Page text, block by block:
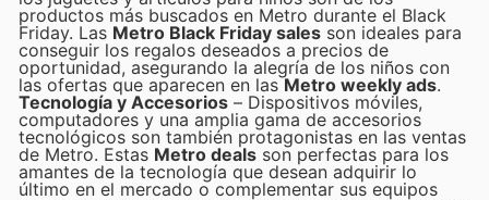
productos más buscados en Metro durante el Black
Friday. Las Metro Black Friday sales son ideales para
conseguir los regalos deseados a precios de
oportunidad, asegurando la alegría de los niños con
las ofertas que aparecen en lasMetro weekly ads.
Tecnología y Accesorios – Dispositivos móviles,
computadores y una amplia gama de accesorios
tecnológicos son también protagonistas en las ventas
de Metro. Estas Metro deals son perfectas para los
amantes de la tecnología que desean adquirir lo
último en el mercado o complementar sus equipos